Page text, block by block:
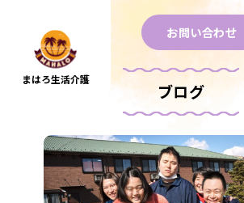
まはろ生活介護
お問い合わせ
ブログ